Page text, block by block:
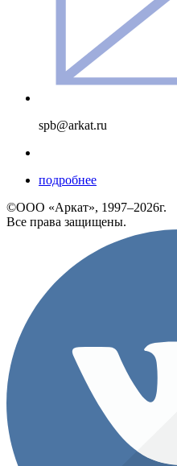
spb@arkat.ru
подробнее
©ООО «Аркат», 1997–2026г.
Все права защищены.